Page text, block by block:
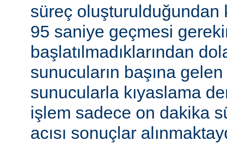
süreç oluşturulduğundan
95 saniye geçmesi
başlatılmadıklarından
sunucuların başına
sunucularla kıyaslama
işlem sadece on dakika
acısı sonuçlar